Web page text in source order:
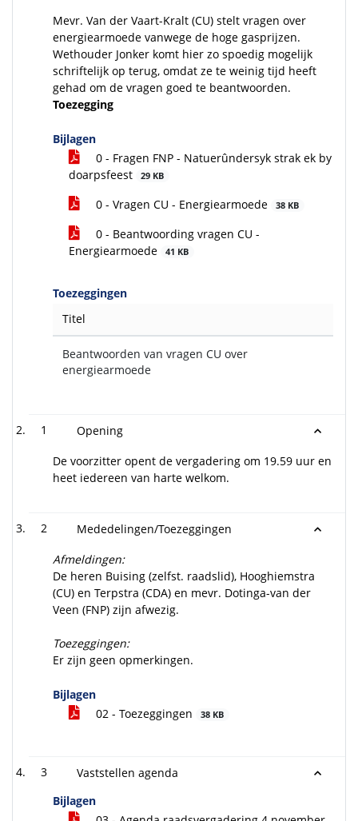
Mevr. Van der Vaart-Kralt (CU) stelt vragen over
energiearmoede vanwege de hoge gasprijzen.
Wethouder Jonker komt hier zo spoedig mogelijk
schriftelijk op terug, omdat ze te weinig tijd heeft
gehad om de vragen goed te beantwoorden.
Toezegging
Bijlagen
0 - Fragen FNP - Natuerûndersyk strak ek by
doarpsfeest
29 KB
0 - Vragen CU - Energiearmoede 38 KB
0 - Beantwoording vragen CU -
Energiearmoede
41 KB
Toezeggingen
Titel
Beantwoorden van vragen CU over
energiearmoede
1
Opening
De voorzitter opent de vergadering om 19.59 uur en
heet iedereen van harte welkom.
2
Mededelingen/Toezeggingen
Afmeldingen:
De heren Buising (zelfst. raadslid), Hooghiemstra
(CU) en Terpstra (CDA) en mevr. Dotinga-van der
Veen (FNP) zijn afwezig.
Toezeggingen:
Er zijn geen opmerkingen.
Bijlagen
02 - Toezeggingen
38 KB
3
Vaststellen agenda
Bijlagen